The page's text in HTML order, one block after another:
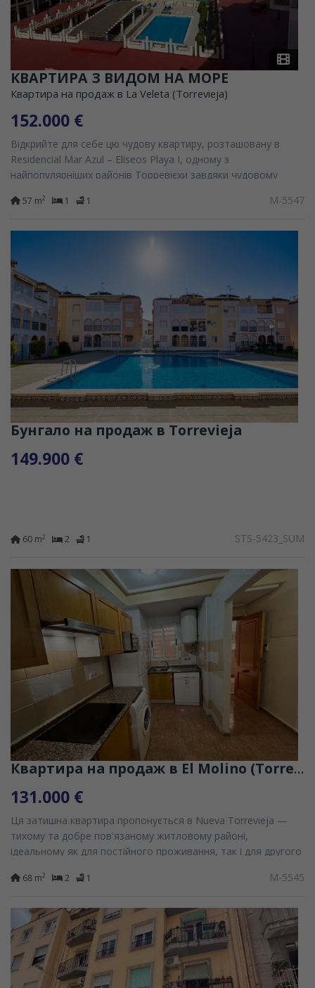
КВАРТИРА З ВИДОМ НА МОРЕ
Квартира на продаж в La Veleta (Torrevieja)
152.000 €
Відкрийте для себе цю чудову квартиру, розташовану в
Residencial Mar Azul – Elíseos Playa I, одному з
найпопулярніших районів Торревієхи завдяки чудовому
57 m2 1 1 M-5547
Бунгало на продаж в Torrevieja
149.900 €
60 m2 2 1 STS-5423_SUM
Квартира на продаж в El Molino (Torrevieja)
131.000 €
Ця затишна квартира пропонується в Nueva Torrevieja —
тихому та добре пов'язаному житловому районі,
ідеальному як для постійного проживання, так і для другого
68 m2 2 1 M-5545